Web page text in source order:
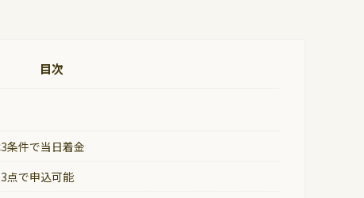
目次
条件で当日着金
点で申込可能